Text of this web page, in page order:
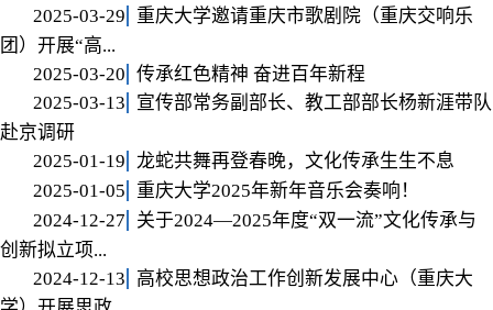
2025-03-29
重庆大学邀请重庆市歌剧院（重庆交响乐
团）开展“高...
2025-03-20
传承红色精神 奋进百年新程
2025-03-13
宣传部常务副部长、教工部部长杨新涯带队
赴京调研
2025-01-19
龙蛇共舞再登春晚，文化传承生生不息
2025-01-05
重庆大学2025年新年音乐会奏响！
2024-12-27
关于2024—2025年度“双一流”文化传承与
创新拟立项...
2024-12-13
高校思想政治工作创新发展中心（重庆大